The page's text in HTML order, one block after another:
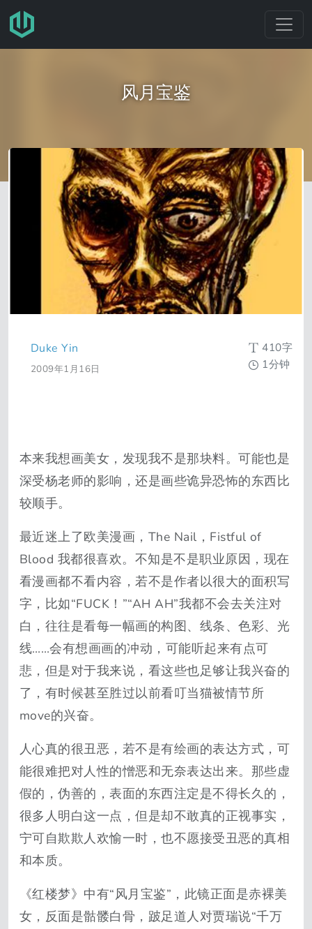
跳转至主要内容
风月宝鉴
Duke Yin
2009年1月16日
410字
1分钟
本来我想画美女，发现我不是那块料。可能也是
深受杨老师的影响，还是画些诡异恐怖的东西比
较顺手。
最近迷上了欧美漫画，The Nail，Fistful of
Blood 我都很喜欢。不知是不是职业原因，现在
看漫画都不看内容，若不是作者以很大的面积写
字，比如“FUCK！”“AH AH”我都不会去关注对
白，往往是看每一幅画的构图、线条、色彩、光
线……会有想画画的冲动，可能听起来有点可
悲，但是对于我来说，看这些也足够让我兴奋的
了，有时候甚至胜过以前看叮当猫被情节所
move的兴奋。
人心真的很丑恶，若不是有绘画的表达方式，可
能很难把对人性的憎恶和无奈表达出来。那些虚
假的，伪善的，表面的东西注定是不得长久的，
很多人明白这一点，但是却不敢真的正视事实，
宁可自欺欺人欢愉一时，也不愿接受丑恶的真相
和本质。
《红楼梦》中有“风月宝鉴”，此镜正面是赤裸美
女，反面是骷髅白骨，跛足道人对贾瑞说“千万